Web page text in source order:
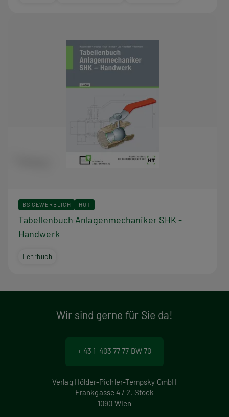
BS GEWERBLICH HUT
Tabellenbuch Anlagenmechaniker SHK -
Handwerk
Lehrbuch
Wir sind gerne für Sie da!
+ 43 1 403 77 77 DW 70
Verlag Hölder-Pichler-Tempsky GmbH
Frankgasse 4 / 2. Stock
1090 Wien